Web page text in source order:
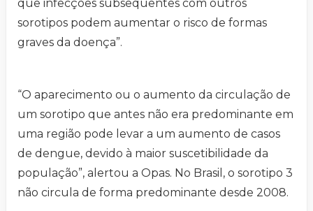
que infecções subsequentes com outros
sorotipos podem aumentar o risco de formas
graves da doença”.
“O aparecimento ou o aumento da circulação de
um sorotipo que antes não era predominante em
uma região pode levar a um aumento de casos
de dengue, devido à maior suscetibilidade da
população”, alertou a Opas. No Brasil, o sorotipo 3
não circula de forma predominante desde 2008.